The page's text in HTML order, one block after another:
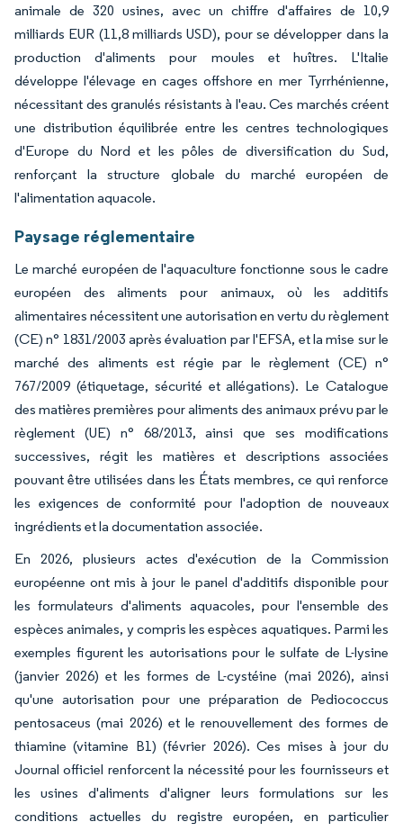
animale de 320 usines, avec un chiffre d'affaires de 10,9
milliards EUR (11,8 milliards USD), pour se développer dans la
production d'aliments pour moules et huîtres. L'Italie
développe l'élevage en cages offshore en mer Tyrrhénienne,
nécessitant des granulés résistants à l'eau. Ces marchés créent
une distribution équilibrée entre les centres technologiques
d'Europe du Nord et les pôles de diversification du Sud,
renforçant la structure globale du marché européen de
l'alimentation aquacole.
Paysage réglementaire
Le marché européen de l'aquaculture fonctionne sous le cadre
européen des aliments pour animaux, où les additifs
alimentaires nécessitent une autorisation en vertu du règlement
(CE) n° 1831/2003 après évaluation par l'EFSA, et la mise sur le
marché des aliments est régie par le règlement (CE) n°
767/2009 (étiquetage, sécurité et allégations). Le Catalogue
des matières premières pour aliments des animaux prévu par le
règlement (UE) n° 68/2013, ainsi que ses modifications
successives, régit les matières et descriptions associées
pouvant être utilisées dans les États membres, ce qui renforce
les exigences de conformité pour l'adoption de nouveaux
ingrédients et la documentation associée.
En 2026, plusieurs actes d'exécution de la Commission
européenne ont mis à jour le panel d'additifs disponible pour
les formulateurs d'aliments aquacoles, pour l'ensemble des
espèces animales, y compris les espèces aquatiques. Parmi les
exemples figurent les autorisations pour le sulfate de L-lysine
(janvier 2026) et les formes de L-cystéine (mai 2026), ainsi
qu'une autorisation pour une préparation de Pediococcus
pentosaceus (mai 2026) et le renouvellement des formes de
thiamine (vitamine B1) (février 2026). Ces mises à jour du
Journal officiel renforcent la nécessité pour les fournisseurs et
les usines d'aliments d'aligner leurs formulations sur les
conditions actuelles du registre européen, en particulier